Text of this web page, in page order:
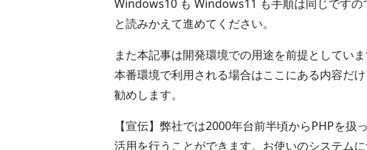
Windows10 も Windows11 も手順は同じです
と読みかえて進めてください。
また本記事は開発環境での用途を前提としていま
本番環境で利用される場合はここにある内容だ
勧めします。
【宣伝】弊社では2000年台前半頃からPHPを
活用を行うことができます。お使いのシステム